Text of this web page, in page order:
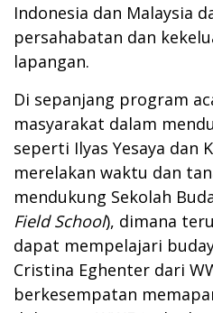
Indonesia dan Malaysia
persahabatan dan
lapangan.
Di sepanjang program
masyarakat dalam
seperti Ilyas Yesaya dan
merelakan waktu dan
mendukung Sekolah
Field School), dimana
dapat mempelajari
Cristina Eghenter dari
berkesempatan